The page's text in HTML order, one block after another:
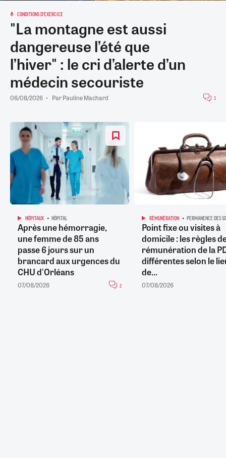
CONDITIONS D'EXERCICE
"La montagne est aussi
dangereuse l’été que
l’hiver" : le cri d’alerte d’un
médecin secouriste
06/08/2026 ParPauline Machard 1
HÔPITAUX HÔPITAL
Après une hémorragie,
une femme de 85 ans
passe 6 jours sur un
brancard aux urgences du
CHU d'Orléans
07/08/2026 2
RÉMUNÉRATION PERMANENCE DES
Point fixe ou visites à
domicile : les règles
rémunération de la
différentes selon le
de...
07/08/2026